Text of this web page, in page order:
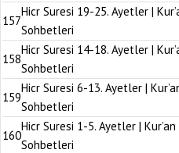
157
Hicr Suresi 19-25. Ayetler |
Sohbetleri
158
Hicr Suresi 14-18. Ayetler |
Sohbetleri
159
Hicr Suresi 6-13. Ayetler |
Sohbetleri
160
Hicr Suresi 1-5. Ayetler | Kur’an
Sohbetleri